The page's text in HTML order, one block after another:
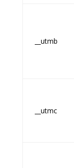
__utmb
__utmc